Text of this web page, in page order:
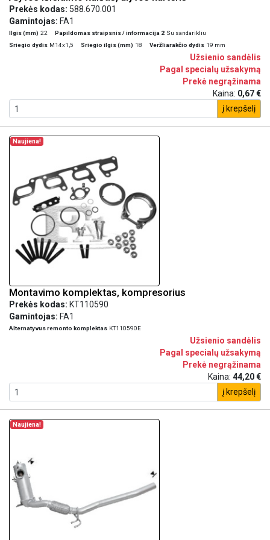
Prekės kodas: 588.670.001
Gamintojas: FA1
Ilgis (mm) 22 Papildomas straipsnis / informacija 2 Su sandarikliu
Sriegio dydis M14x1,5 Sriegio ilgis (mm) 18 Veržliarakčio dydis 19 mm
Užsienio sandėlis
Pagal specialų užsakymą
Prekė negrąžinama
Kaina: 0,67 €
į krepšelį
Naujiena!
Montavimo komplektas, kompresorius
Prekės kodas: KT110590
Gamintojas: FA1
Alternatyvus remonto komplektas KT110590E
Užsienio sandėlis
Pagal specialų užsakymą
Prekė negrąžinama
Kaina: 44,20 €
į krepšelį
Naujiena!